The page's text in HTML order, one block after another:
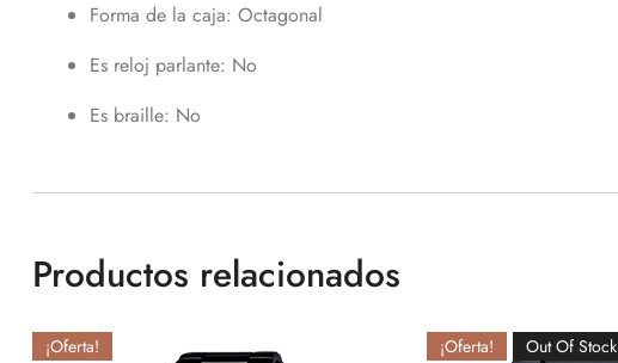
Forma de la caja: Octagonal
Es reloj parlante: No
Es braille: No
Productos relacionados
¡Oferta! ¡Oferta! Out Of Stock